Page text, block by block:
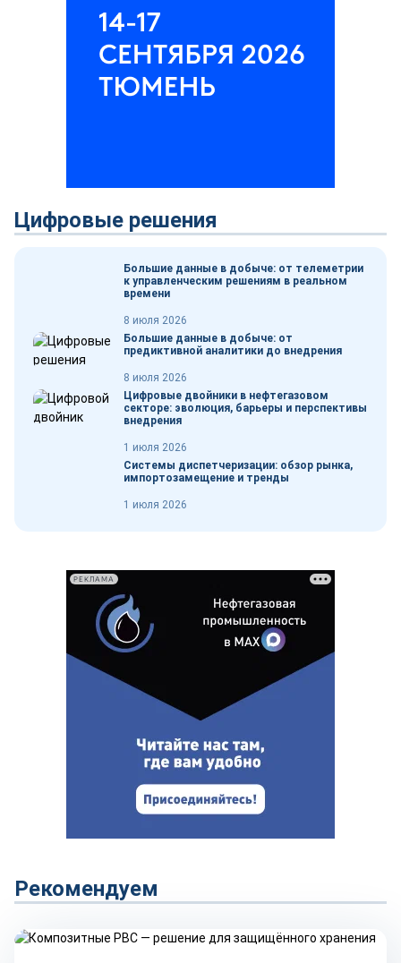
Цифровые решения
Большие данные в добыче: от телеметрии
к управленческим решениям в реальном
времени
8 июля 2026
Большие данные в добыче: от
предиктивной аналитики до внедрения
8 июля 2026
Цифровые двойники в нефтегазовом
секторе: эволюция, барьеры и перспективы
внедрения
1 июля 2026
Системы диспетчеризации: обзор рынка,
импортозамещение и тренды
1 июля 2026
РЕКЛАМА
Рекомендуем